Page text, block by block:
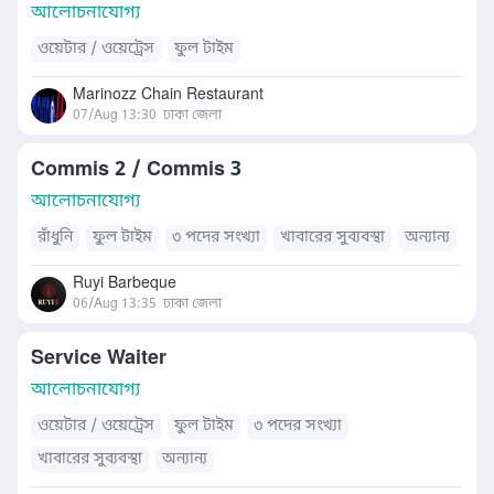
আলোচনাযোগ্য
ওয়েটার / ওয়েট্রেস ফুল টাইম
Marinozz Chain Restaurant
07/Aug 13:30 ঢাকা জেলা
Commis 2 / Commis 3
আলোচনাযোগ্য
রাঁধুনি ফুল টাইম ৩ পদের সংখ্যা খাবারের সুব্যবস্থা অন্যান্য
Ruyi Barbeque
06/Aug 13:35 ঢাকা জেলা
Service Waiter
আলোচনাযোগ্য
ওয়েটার / ওয়েট্রেস ফুল টাইম
৩ পদের সংখ্যা
খাবারের সুব্যবস্থা
অন্যান্য